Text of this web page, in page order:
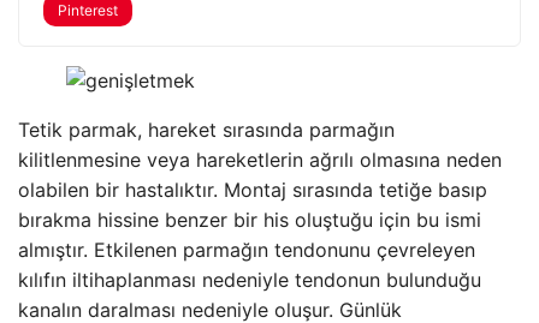
Pinterest
Tetik parmak, hareket sırasında parmağın
kilitlenmesine veya hareketlerin ağrılı olmasına neden
olabilen bir hastalıktır. Montaj sırasında tetiğe basıp
bırakma hissine benzer bir his oluştuğu için bu ismi
almıştır. Etkilenen parmağın tendonunu çevreleyen
kılıfın iltihaplanması nedeniyle tendonun bulunduğu
kanalın daralması nedeniyle oluşur. Günlük